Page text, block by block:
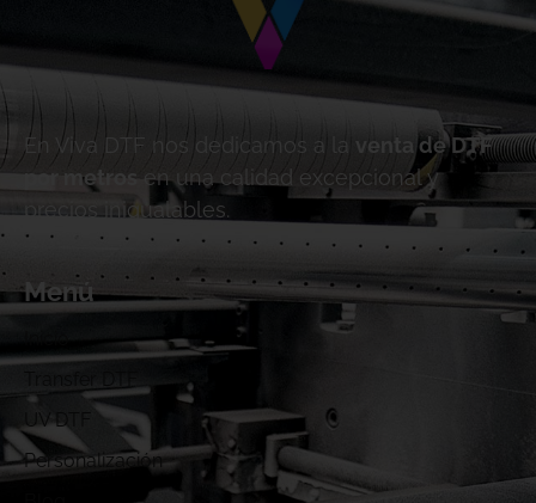
En Viva DTF nos dedicamos a la
venta de DTF
por metros
en una calidad excepcional y
precios inigualables.
Menú
UV DTF
Personalización